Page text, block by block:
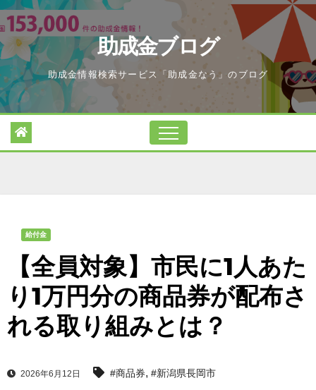
Skip
to
content
助成金ブログ
助成金情報検索サービス「助成金なう」のブログ
給付金
【全員対象】市民に1人あた
り1万円分の商品券が配布さ
れる取り組みとは？
2026年6月12日 #商品券, #新潟県長岡市